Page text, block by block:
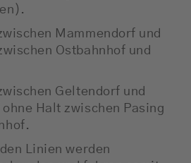
Mammendorf und
Ostbahnhof und
Geltendorf und
Halt zwischen Pasing
Linien werden